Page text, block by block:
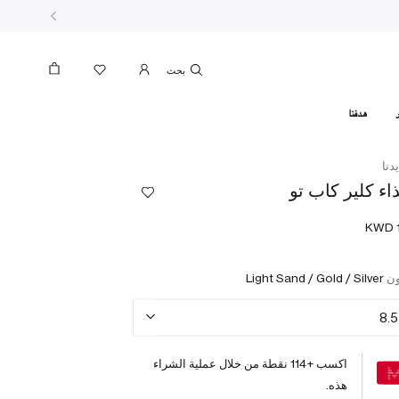
هدفنا
كلير كاب تو
Light Sand / Gold / Silver
8.5
اكسب +114 نقطة من خلال عملية الشراء
هذه.